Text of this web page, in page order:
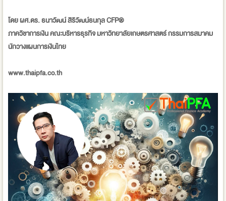
โดย ผศ.ดร. ธนาวัฒน์ สิริวัฒน์ธนกุล CFP®
ภาควิชาการเงิน คณะบริหารธุรกิจ มหาวิทยาลัยเกษตรศาสตร์ กรรมการสมาคม
นักวางแผนการเงินไทย
www.thaipfa.co.th